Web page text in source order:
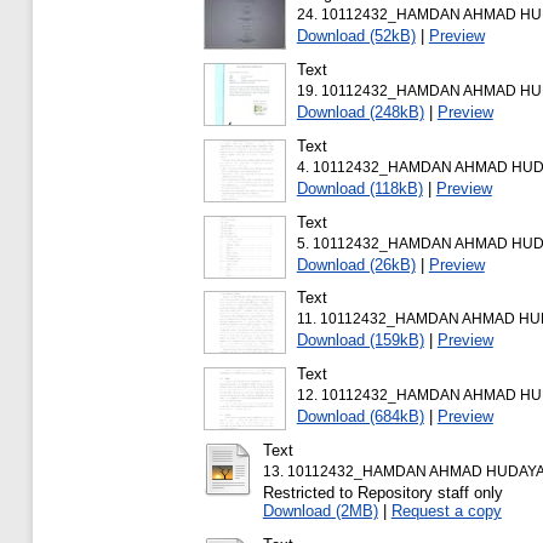
24. 10112432_HAMDAN AHMAD
Download (52kB)|
Preview
Text
19. 10112432_HAMDAN AHMAD
Download (248kB)|
Preview
Text
4. 10112432_HAMDAN AHMAD
Download (118kB)|
Preview
Text
5. 10112432_HAMDAN AHMAD
Download (26kB)| Preview
Text
11. 10112432_HAMDAN AHMAD
Download (159kB)|
Preview
Text
12. 10112432_HAMDAN AHMAD
Download (684kB)|
Preview
Text
13. 10112432_HAMDAN AHMAD
Restricted to Repository staff only
Download (2MB)|
Request a copy